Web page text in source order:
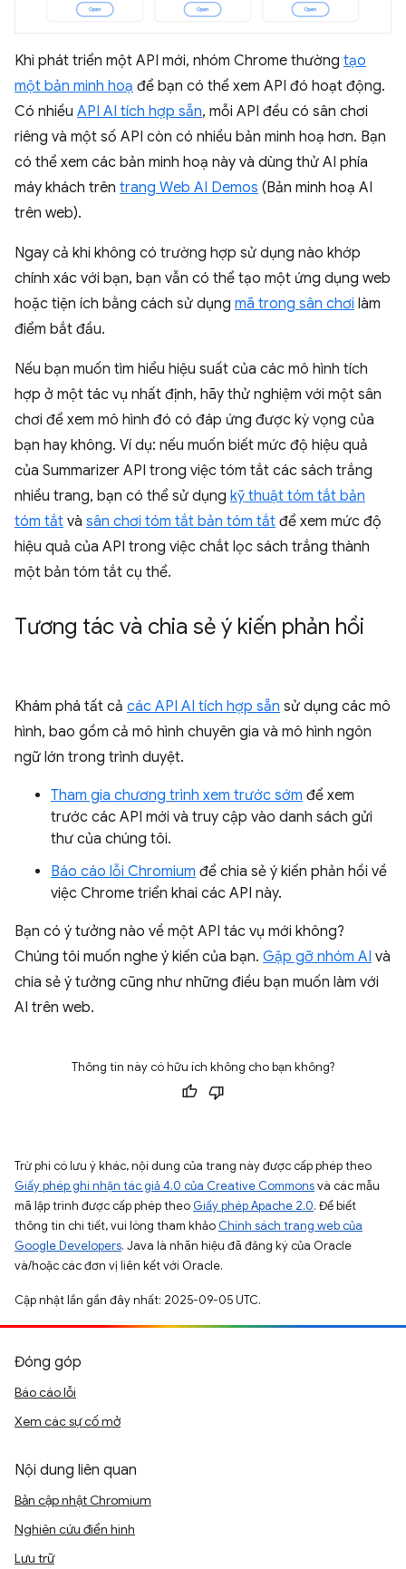
Khi phát triển một API mới, nhóm Chrome thường tạo
một bản minh hoạ để bạn có thể xem API đó hoạt động.
Có nhiều API AI tích hợp sẵn, mỗi API đều có sân chơi
riêng và một số API còn có nhiều bản minh hoạ hơn. Bạn
có thể xem các bản minh hoạ này và dùng thử AI phía
máy khách trên trang Web AI Demos (Bản minh hoạ AI
trên web).
Ngay cả khi không có trường hợp sử dụng nào khớp
chính xác với bạn, bạn vẫn có thể tạo một ứng dụng web
hoặc tiện ích bằng cách sử dụng mã trong sân chơi làm
điểm bắt đầu.
Nếu bạn muốn tìm hiểu hiệu suất của các mô hình tích
hợp ở một tác vụ nhất định, hãy thử nghiệm với một sân
chơi để xem mô hình đó có đáp ứng được kỳ vọng của
bạn hay không. Ví dụ: nếu muốn biết mức độ hiệu quả
của Summarizer API trong việc tóm tắt các sách trắng
nhiều trang, bạn có thể sử dụng kỹ thuật tóm tắt bản
tóm tắt và sân chơi tóm tắt bản tóm tắt để xem mức độ
hiệu quả của API trong việc chắt lọc sách trắng thành
một bản tóm tắt cụ thể.
Tương tác và chia sẻ ý kiến phản hồi
Khám phá tất cả các API AI tích hợp sẵn sử dụng các mô
hình, bao gồm cả mô hình chuyên gia và mô hình ngôn
ngữ lớn trong trình duyệt.
Tham gia chương trình xem trước sớm để xem
trước các API mới và truy cập vào danh sách gửi
thư của chúng tôi.
Báo cáo lỗi Chromium để chia sẻ ý kiến phản hồi về
việc Chrome triển khai các API này.
Bạn có ý tưởng nào về một API tác vụ mới không?
Chúng tôi muốn nghe ý kiến của bạn. Gặp gỡ nhóm AI và
chia sẻ ý tưởng cũng như những điều bạn muốn làm với
AI trên web.
Thông tin này có hữu ích không cho bạn không?
Trừ phi có lưu ý khác, nội dung của trang này được cấp phép theo
Giấy phép ghi nhận tác giả 4.0 của Creative Commonsvà các mẫu
mã lập trình được cấp phép theo Giấy phép Apache 2.0. Để biết
thông tin chi tiết, vui lòng tham khảo Chính sách trang web của
Google Developers. Java là nhãn hiệu đã đăng ký của Oracle
và/hoặc các đơn vị liên kết với Oracle.
Cập nhật lần gần đây nhất: 2025-09-05 UTC.
Đóng góp
Báo cáo lỗi
Xem các sự cố mở
Nội dung liên quan
Bản cập nhật Chromium
Nghiên cứu điển hình
Lưu trữ